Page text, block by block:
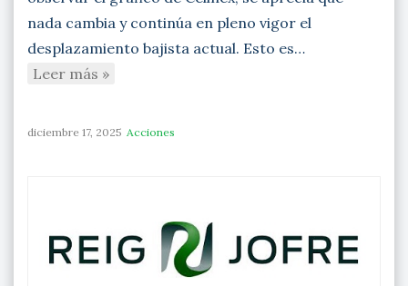
nada cambia y continúa en pleno vigor el
desplazamiento bajista actual. Esto es…
Leer más »
diciembre 17, 2025 Acciones